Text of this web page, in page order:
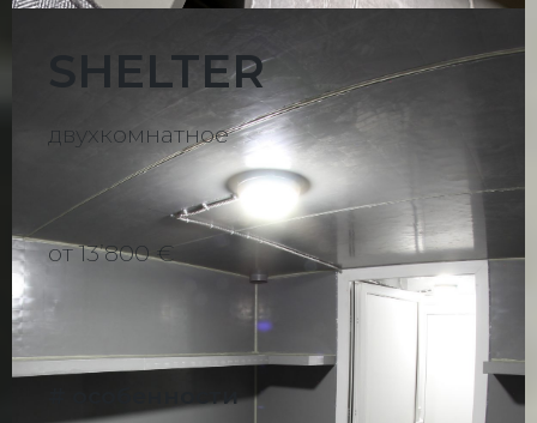
SHELTER
двухкомнатное
от 13ʼ800 €
# особенности